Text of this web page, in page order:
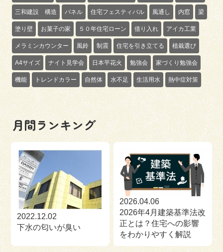
三和建設 構造 パネル 住宅フェスティバル 風通し 内窓 梁
塗り壁 お菓子の家 ５０年住宅ローン 借り入れ アイカ工業
メラミンカウンター 風鈴 制震 住宅を引き立てる 植栽選び
A4サイズ ナイト見学会 日本平花火 勉強会 家づくり勉強会
機能 トレンドカラー 自然体 水不足 生活用水 熱中症対策
月間ランキング
2022.12.02
下水の匂いが臭い
2026.04.06
2026年4月建築基準法改
正とは？住宅への影響
をわかりやすく解説